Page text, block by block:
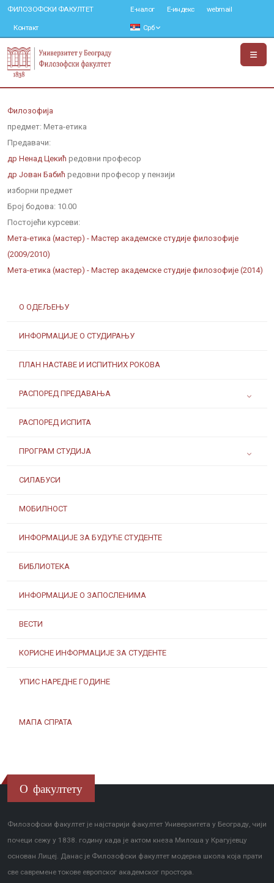
ФИЛОЗОФСКИ ФАКУЛТЕТ
Контакт
Е-налог Е-индекс webmail
Срб
О ОДЕЉЕЊУ
ИНФОРМАЦИЈЕ О СТУДИРАЊУ
ПЛАН НАСТАВЕ И ИСПИТНИХ РОКОВА
РАСПОРЕД ПРЕДАВАЊА
РАСПОРЕД ИСПИТА
ПРОГРАМ СТУДИЈА
СИЛАБУСИ
МОБИЛНОСТ
ИНФОРМАЦИЈЕ ЗА БУДУЋЕ СТУДЕНТЕ
БИБЛИОТЕКА
ИНФОРМАЦИЈЕ О ЗАПОСЛЕНИМА
ВЕСТИ
КОРИСНЕ ИНФОРМАЦИЈЕ ЗА СТУДЕНТЕ
УПИС НАРЕДНЕ ГОДИНЕ
МАПА СПРАТА
Филозофија
предмет: Мета-етика
Предавачи:
др Ненад Цекић редовни професор
др Јован Бабић редовни професор у пензији
изборни предмет
Број бодова: 10.00
Постојећи курсеви:
Мета-етика (мастер) - Мастер академске студије филозофије
(2009/2010)
Мета-етика (мастер) - Мастер академске студије филозофије (2014)
О факултету
Филозофски факултет је најстарији факултет Универзитета у Београду, чији
почеци сежу у 1838. годину када је актом кнеза Милоша у Крагујевцу
основан Лицеј. Данас је Филозофски факултет модерна школа која прати
све савремене токове европског академског простора.